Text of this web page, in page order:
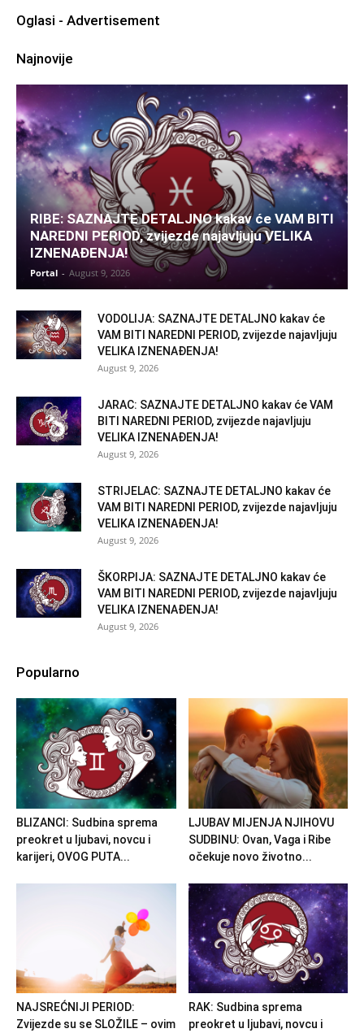
Oglasi - Advertisement
Najnovije
RIBE: SAZNAJTE DETALJNO kakav će VAM BITI
NAREDNI PERIOD, zvijezde najavljuju VELIKA
IZNENAĐENJA!
Portal - August 9, 2026
VODOLIJA: SAZNAJTE DETALJNO kakav će
VAM BITI NAREDNI PERIOD, zvijezde najavljuju
VELIKA IZNENAĐENJA!
August 9, 2026
JARAC: SAZNAJTE DETALJNO kakav će VAM
BITI NAREDNI PERIOD, zvijezde najavljuju
VELIKA IZNENAĐENJA!
August 9, 2026
STRIJELAC: SAZNAJTE DETALJNO kakav će
VAM BITI NAREDNI PERIOD, zvijezde najavljuju
VELIKA IZNENAĐENJA!
August 9, 2026
ŠKORPIJA: SAZNAJTE DETALJNO kakav će
VAM BITI NAREDNI PERIOD, zvijezde najavljuju
VELIKA IZNENAĐENJA!
August 9, 2026
Popularno
BLIZANCI: Sudbina sprema
preokret u ljubavi, novcu i
karijeri, OVOG PUTA...
LJUBAV MIJENJA NJIHOVU
SUDBINU: Ovan, Vaga i Ribe
očekuje novo životno...
NAJSREĆNIJI PERIOD:
Zvijezde su se SLOŽILE – ovim
RAK: Sudbina sprema
preokret u ljubavi, novcu i